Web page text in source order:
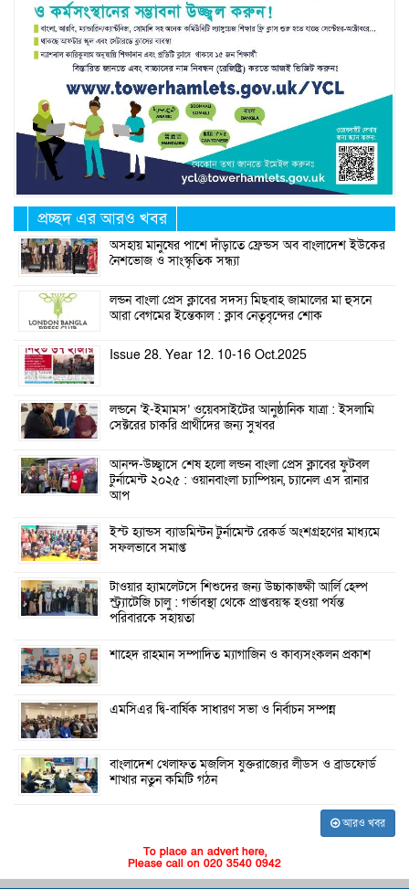
প্রচ্ছদ এর আরও খবর
অসহায় মানুষের পাশে দাঁড়াতে ফ্রেন্ডস অব বাংলাদেশ ইউকের
নৈশভোজ ও সাংস্কৃতিক সন্ধ্যা
লন্ডন বাংলা প্রেস ক্লাবের সদস্য মিছবাহ জামালের মা হুসনে
আরা বেগমের ইন্তেকাল : ক্লাব নেতৃবৃন্দের শোক
Issue 28. Year 12. 10-16 Oct.2025
লন্ডনে ‘ই-ইমামস’ ওয়েবসাইটের আনুষ্ঠানিক যাত্রা : ইসলামি
সেক্টরের চাকরি প্রার্থীদের জন্য সুখবর
আনন্দ-উচ্ছ্বাসে শেষ হলো লন্ডন বাংলা প্রেস ক্লাবের ফুটবল
টুর্নামেন্ট ২০২৫ : ওয়ানবাংলা চ্যাম্পিয়ন, চ্যানেল এস রানার
আপ
ইস্ট হ্যান্ডস ব্যাডমিন্টন টুর্নামেন্ট রেকর্ড অংশগ্রহণের মাধ্যমে
সফলভাবে সমাপ্ত
টাওয়ার হ্যামলেটসে শিশুদের জন্য উচ্চাকাঙ্ক্ষী আর্লি হেল্প
স্ট্র্যাটেজি চালু : গর্ভাবস্থা থেকে প্রাপ্তবয়স্ক হওয়া পর্যন্ত
পরিবারকে সহায়তা
শাহেদ রাহমান সম্পাদিত ম্যাগাজিন ও কাব্যসংকলন প্রকাশ
এমসিএর দ্বি-বার্ষিক সাধারণ সভা ও নির্বাচন সম্পন্ন
বাংলাদেশ খেলাফত মজলিস যুক্তরাজ্যের লীডস ও ব্রাডফোর্ড
শাখার নতুন কমিটি গঠন
আরও খবর
To place an advert here,
Please call on 020 3540 0942